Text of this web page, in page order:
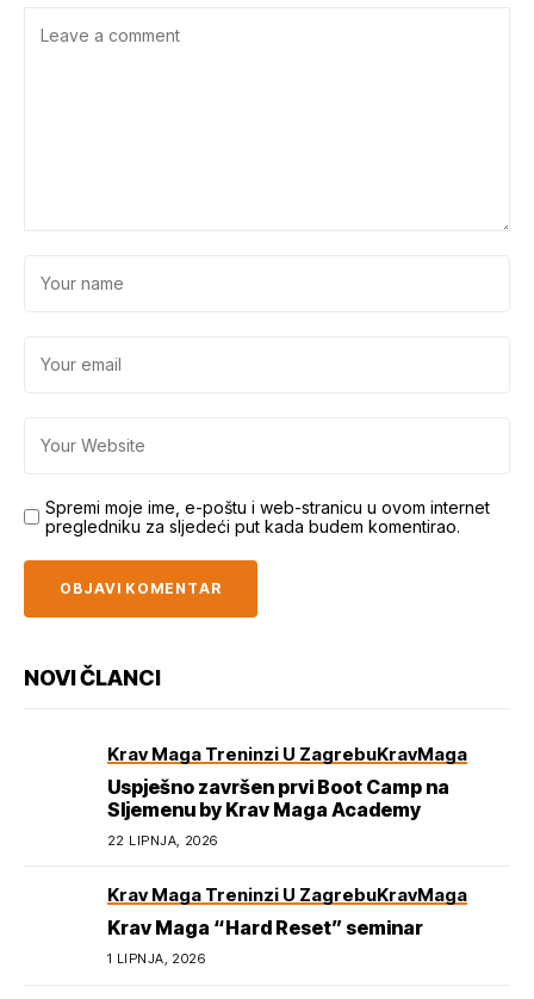
Spremi moje ime, e-poštu i web-stranicu u ovom internet
pregledniku za sljedeći put kada budem komentirao.
NOVI ČLANCI
Krav Maga Treninzi U ZagrebuKravMaga
Uspješno završen prvi Boot Camp na
Sljemenu by Krav Maga Academy
22 LIPNJA, 2026
Krav Maga Treninzi U ZagrebuKravMaga
Krav Maga “Hard Reset” seminar
1 LIPNJA, 2026